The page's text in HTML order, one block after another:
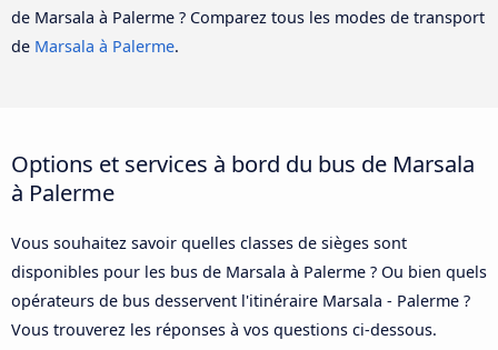
de Marsala à Palerme ? Comparez tous les modes de transport
de Marsala à Palerme.
Options et services à bord du bus de Marsala
à Palerme
Vous souhaitez savoir quelles classes de sièges sont
disponibles pour les bus de Marsala à Palerme ? Ou bien quels
opérateurs de bus desservent l'itinéraire Marsala - Palerme ?
Vous trouverez les réponses à vos questions ci-dessous.